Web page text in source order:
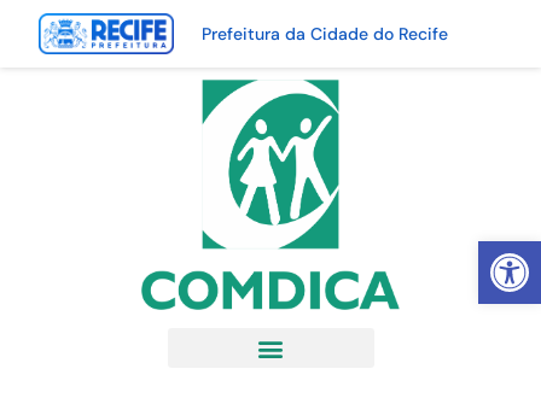
Abrir
Prefeitura da Cidade do Recife